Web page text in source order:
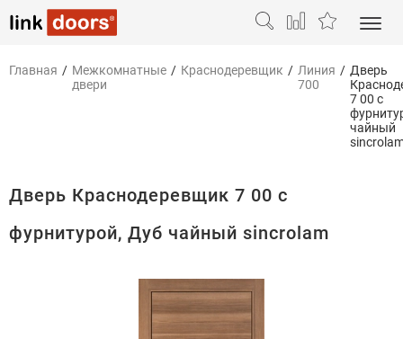
Главная / Межкомнатные
двери
/ Краснодеревщик / Линия
700
/ Дверь
7 00 с
чайный
Дверь Краснодеревщик 7 00 с
фурнитурой, Дуб чайный sincrolam